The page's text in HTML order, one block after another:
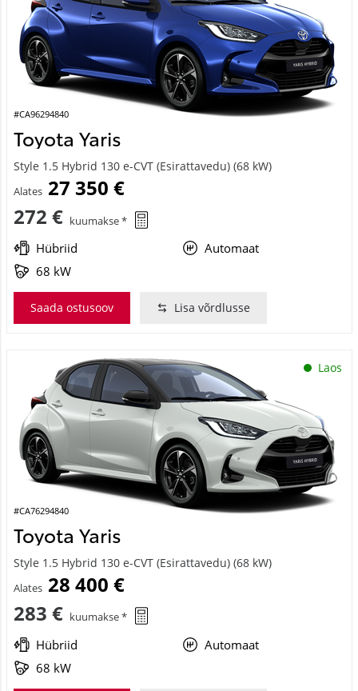
#CA96294840
Toyota Yaris
Style 1.5 Hybrid 130 e-CVT (Esirattavedu) (68 kW)
Alates 27 350 €
272 € kuumakse *
Hübriid
Automaat
68 kW
Saada ostusoov Lisa võrdlusse
Laos
#CA76294840
Toyota Yaris
Style 1.5 Hybrid 130 e-CVT (Esirattavedu) (68 kW)
Alates 28 400 €
283 € kuumakse *
Hübriid
Automaat
68 kW